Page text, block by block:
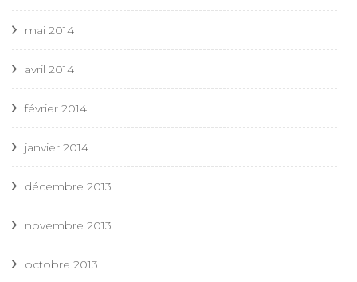
mai 2014
avril 2014
février 2014
janvier 2014
décembre 2013
novembre 2013
octobre 2013